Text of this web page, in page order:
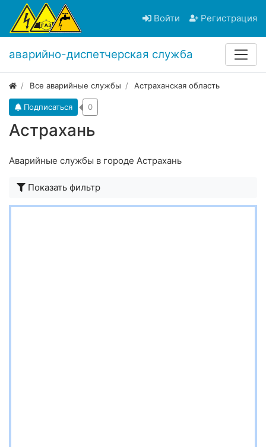
Войти Регистрация
аварийно-диспетчерская служба
Все аварийные службы Астраханская область
Астрахань
Подписаться 0
Аварийные службы в городе Астрахань
Показать фильтр